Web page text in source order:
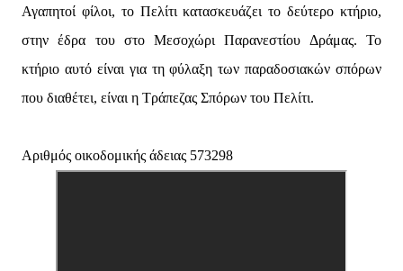
Αγαπητοί φίλοι, το Πελίτι κατασκευάζει το δεύτερο κτήριο,
στην έδρα του στο Μεσοχώρι Παρανεστίου Δράμας. Το
κτήριο αυτό είναι για τη φύλαξη των παραδοσιακών σπόρων
που διαθέτει, είναι η Τράπεζας Σπόρων του Πελίτι.
Αριθμός οικοδομικής άδειας 573298